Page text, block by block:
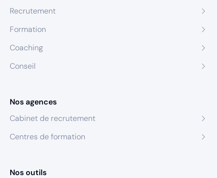
Recrutement
Formation
Coaching
Conseil
Nos agences
Cabinet de recrutement
Centres de formation
Nos outils